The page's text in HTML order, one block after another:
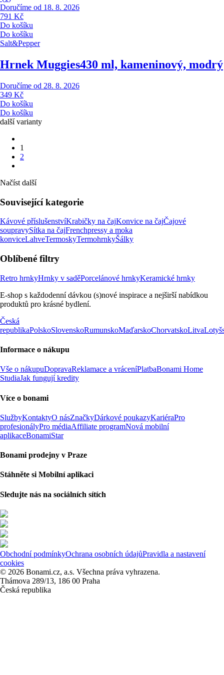
Doručíme od 18. 8. 2026
791 Kč
Do košíku
Do košíku
Salt&Pepper
Hrnek Muggies430 ml, kameninový, modrý
Doručíme od 28. 8. 2026
349 Kč
Do košíku
Do košíku
další varianty
1
2
Načíst další
Související kategorie
Kávové příslušenstvíKrabičky na čajKonvice na čajČajové
soupravySítka na čajFrenchpressy a moka
konviceLahveTermoskyTermohrnkyŠálky
Oblíbené filtry
Retro hrnkyHrnky v saděPorcelánové hrnkyKeramické hrnky
E-shop s každodenní dávkou (s)nové inspirace a nejširší nabídkou
produktů pro krásné bydlení.
Česká
republikaPolskoSlovenskoRumunskoMaďarskoChorvatskoLitva
Informace o nákupu
Vše o nákupuDopravaReklamace a vráceníPlatbaBonami Home
StudiaJak fungují kredity
Více o bonami
SlužbyKontaktyO násZnačkyDárkové poukazyKariéraPro
profesionályPro médiaAffiliate programNová mobilní
aplikaceBonamiStar
Bonami prodejny v Praze
Stáhněte si Mobilní aplikaci
Sledujte nás na sociálních sítích
Obchodní podmínkyOchrana osobních údajůPravidla a nastavení
cookies
© 2026 Bonami.cz, a.s. Všechna práva vyhrazena.
Thámova 289/13, 186 00 Praha
Česká republika